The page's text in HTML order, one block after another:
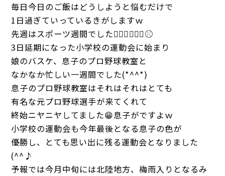
毎日今日のご飯はどうしようと悩むだけで
1日過ぎていっているきがしますｗ
先週はスポーツ週間でした🏃🏻‍♀️⛹🏻‍♀️⚾
3日延期になった小学校の運動会に始まり
娘のバスケ、息子のプロ野球教室と
なかなか忙しい一週間でした(*^^*)
息子のプロ野球教室はそれはそれはとても
有名な元プロ野球選手が来てくれて
終始ニヤニヤしてました😁息子がですよｗ
小学校の運動会も今年最後となる息子の色が
優勝し、とても思い出に残る運動会となりました
(^^♪
予報では今月中旬には北陸地方、梅雨入りとなるみ